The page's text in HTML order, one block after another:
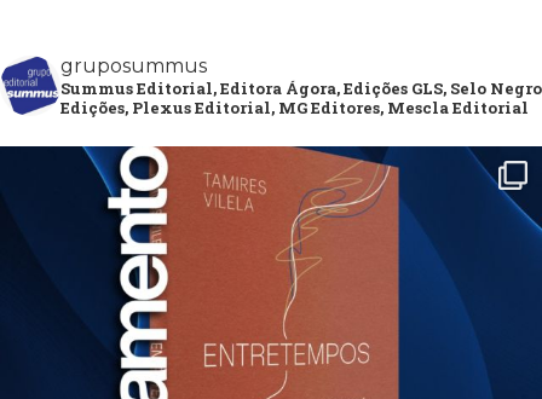
gruposummus
Summus Editorial, Editora Ágora, Edições GLS, Selo Negro
Edições, Plexus Editorial, MG Editores, Mescla Editorial